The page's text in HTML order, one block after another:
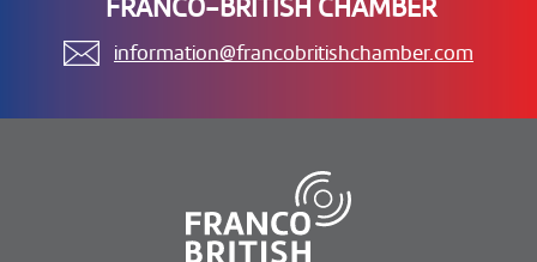
FRANCO-BRITISH CHAMBER
information@francobritishchamber.com